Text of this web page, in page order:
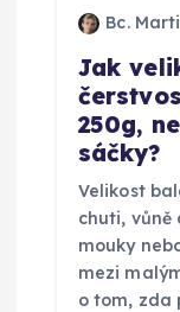
Bc.
Jak
250g,
sáčky?
Velikost
chuti, vůně
mouky
mezi
o tom, zda